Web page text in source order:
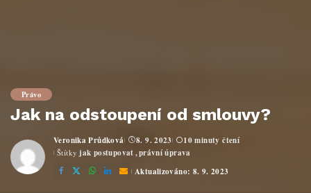
Právo
Jak na odstoupení od smlouvy?
Posted
by
Veronika Průdková 8. 9. 2023 10 minuty čtení
Štítky jak postupovat právní úprava
Aktualizováno: 8. 9. 2023